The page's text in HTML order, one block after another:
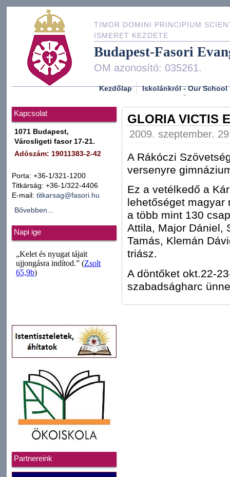
TIMOR DOMINI PRINCIPIUM
ISMERET KEZDETE
Budapest-Fasori
OM azonosító: 035261.
Kezdőlap Iskolánkról - Our School
Kapcsolat
1071 Budapest,
Városligeti fasor 17-21.
Adószám: 19011383-2-42
Porta: +36-1/321-1200
Titkárság: +36-1/322-4406
E-mail: titkarsag@fasori.hu
Bővebben...
Napi ige
Partnereink
GLORIA VICTIS
2009. szeptember.
A Rákóczi
versenyre
Ez a vetélkedő a
lehetőséget magyar
a több mint 130
Attila, Major Dániel,
Tamás, Klemán
triász.
A döntőket okt.22-
szabadságharc